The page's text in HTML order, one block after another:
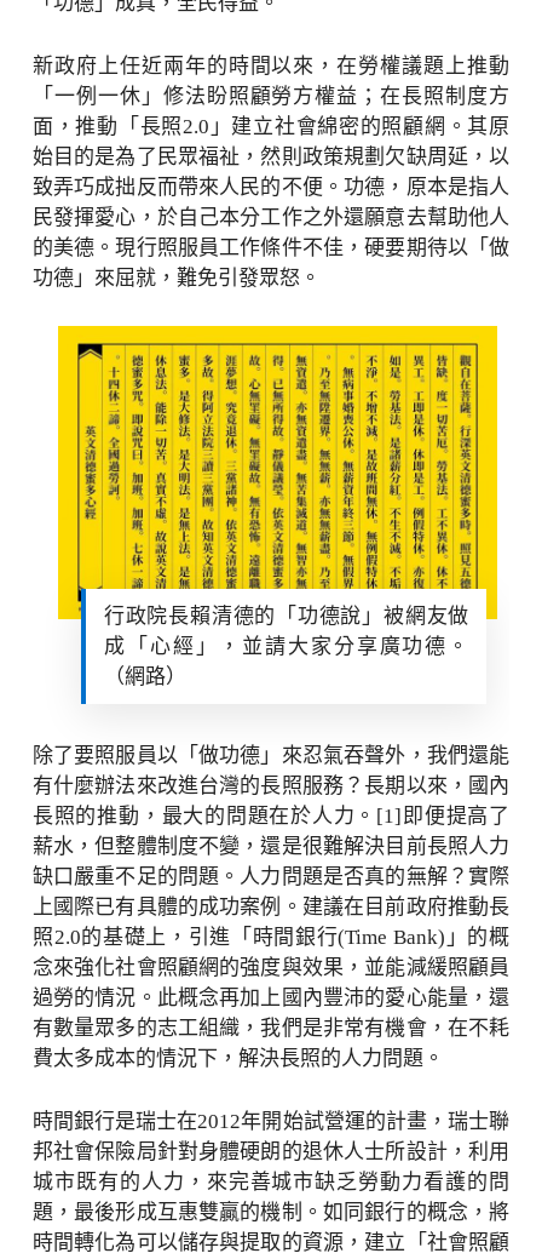
新政府上任近兩年的時間以來，在勞權議題上推動
「一例一休」修法盼照顧勞方權益；在長照制度方
面，推動「長照2.0」建立社會綿密的照顧網。其原
始目的是為了民眾福祉，然則政策規劃欠缺周延，以
致弄巧成拙反而帶來人民的不便。功德，原本是指人
民發揮愛心，於自己本分工作之外還願意去幫助他人
的美德。現行照服員工作條件不佳，硬要期待以「做
功德」來屈就，難免引發眾怒。
行政院長賴清德的「功德說」被網友做
成「心經」，並請大家分享廣功德。
（網路）
除了要照服員以「做功德」來忍氣吞聲外，我們還能
有什麼辦法來改進台灣的長照服務？長期以來，國內
長照的推動，最大的問題在於人力。[1]即便提高了
薪水，但整體制度不變，還是很難解決目前長照人力
缺口嚴重不足的問題。人力問題是否真的無解？實際
上國際已有具體的成功案例。建議在目前政府推動長
照2.0的基礎上，引進「時間銀行(Time Bank)」的概
念來強化社會照顧網的強度與效果，並能減緩照顧員
過勞的情況。此概念再加上國內豐沛的愛心能量，還
有數量眾多的志工組織，我們是非常有機會，在不耗
費太多成本的情況下，解決長照的人力問題。
時間銀行是瑞士在2012年開始試營運的計畫，瑞士聯
邦社會保險局針對身體硬朗的退休人士所設計，利用
城市既有的人力，來完善城市缺乏勞動力看護的問
題，最後形成互惠雙贏的機制。如同銀行的概念，將
時間轉化為可以儲存與提取的資源，建立「社會照顧